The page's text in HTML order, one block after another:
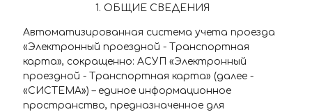
1. ОБЩИЕ СВЕДЕНИЯ
Автоматизированная система учета проезда
«Электронный проездной - Транспортная
карта», сокращенно: АСУП «Электронный
проездной - Транспортная карта» (далее -
«СИСТЕМА») – единое информационное
пространство, предназначенное для